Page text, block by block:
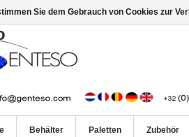
Behälter Paletten Zubehör
Sie dem Gebrauch von Cookies zur